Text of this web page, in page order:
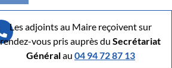
Les adjoints au Maire reçoivent sur
rendez-vous pris auprès duSecrétariat
Généralau 04 94 72 87 13